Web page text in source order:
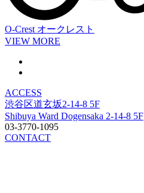
O-Crest オークレスト
VIEW MORE
ACCESS
渋谷区道玄坂2-14-8 5F
Shibuya Ward Dogensaka 2-14-8 5F
03-3770-1095
CONTACT